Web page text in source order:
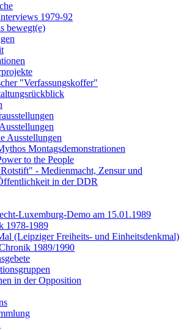
1979-92
bewegt(e)
"Verfassungskoffer"
Ausstellungen
Montagsdemonstrationen
to the People
- Medienmacht, Zensur und
in der DDR
Luxemburg-Demo am 15.01.1989
1978-1989
(Leipziger Freiheits- und Einheitsdenkmal)
1989/1990
in der Opposition